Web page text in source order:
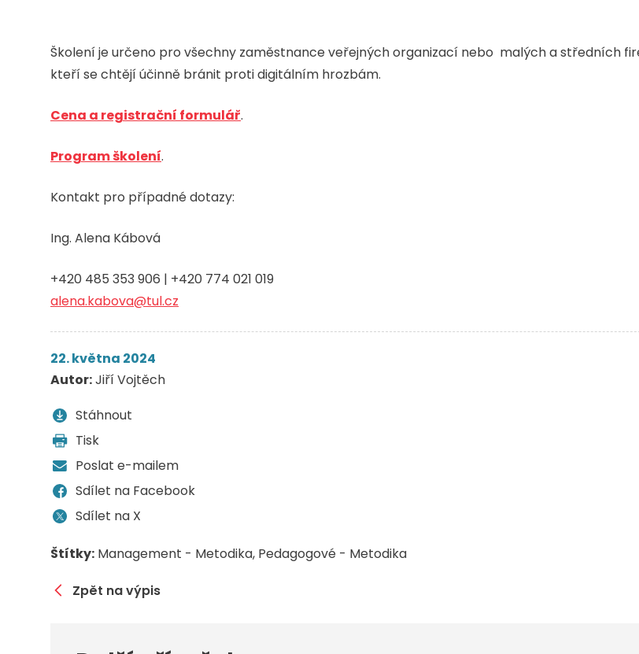
Školení je určeno pro všechny zaměstnance veřejných organizací nebo malých a středních
kteří se chtějí účinně bránit proti digitálním hrozbám.
Cena a registrační formulář.
Program školení.
Kontakt pro případné dotazy:
Ing. Alena Kábová
+420 485 353 906 | +420 774 021 019
alena.kabova@tul.cz
22. května 2024
Autor:Jiří Vojtěch
Stáhnout
Tisk
Poslat e-mailem
Sdílet na Facebook
Sdílet na X
Štítky: Management - Metodika Pedagogové - Metodika
Zpět na výpis